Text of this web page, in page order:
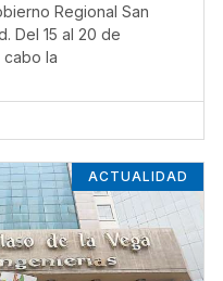
Regional San
Del 15 al 20 de
la
ACTUALIDAD